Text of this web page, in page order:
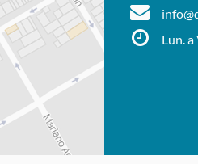
Lun. a